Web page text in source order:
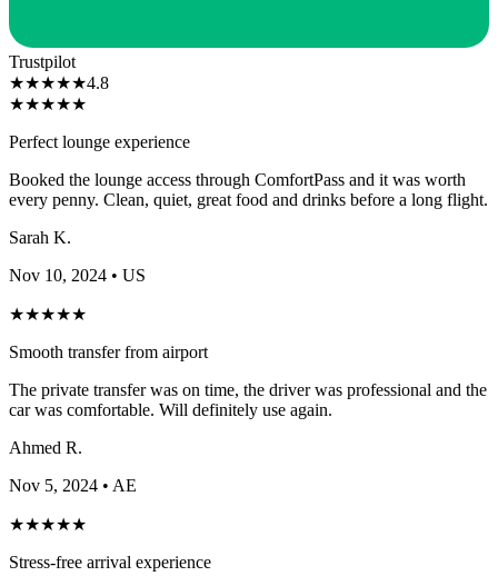
Trustpilot
★★★★★4.8
★★★★★
Perfect lounge experience
Booked the lounge access through ComfortPass and it was worth
every penny. Clean, quiet, great food and drinks before a long flight.
Sarah K.
Nov 10, 2024 • US
★★★★★
Smooth transfer from airport
The private transfer was on time, the driver was professional and the
car was comfortable. Will definitely use again.
Ahmed R.
Nov 5, 2024 • AE
★★★★★
Stress-free arrival experience